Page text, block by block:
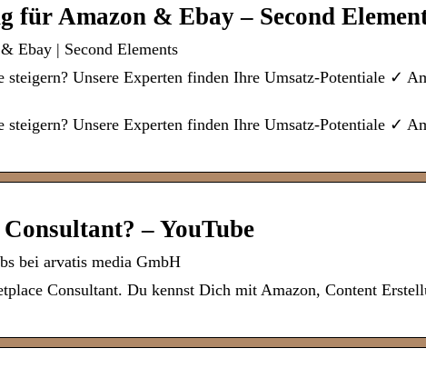
für Amazon & Ebay – Second
Ebay | Second Elements
steigern? Unsere Experten finden Ihre Umsatz-Potentiale ✓
steigern? Unsere Experten finden Ihre Umsatz-Potentiale ✓
– YouTube
bei arvatis media GmbH
Consultant. Du kennst Dich mit Amazon, Content